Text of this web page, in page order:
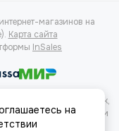
магазинов на
Карта сайта
InSales
характеристик,
характер и ни при
определяемой
на